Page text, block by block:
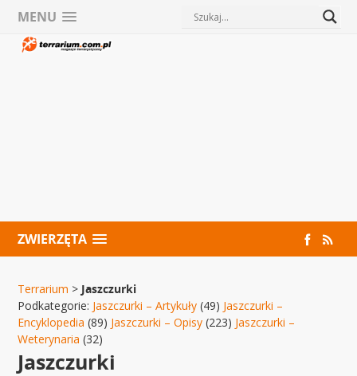
MENU
ZWIERZĘTA
Terrarium > Jaszczurki
Podkategorie: Jaszczurki – Artykuły (49) Jaszczurki –
Encyklopedia (89) Jaszczurki – Opisy (223) Jaszczurki –
Weterynaria (32)
Jaszczurki